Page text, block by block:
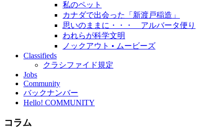
私のペット
カナダで出会った「新渡戸稲造」
思いのままに・・・ アルバータ便り
われらが科学文明
ノックアウト • ムービーズ
Classifieds
クラシファイド規定
Jobs
Community
バックナンバー
Hello! COMMUNITY
コラム